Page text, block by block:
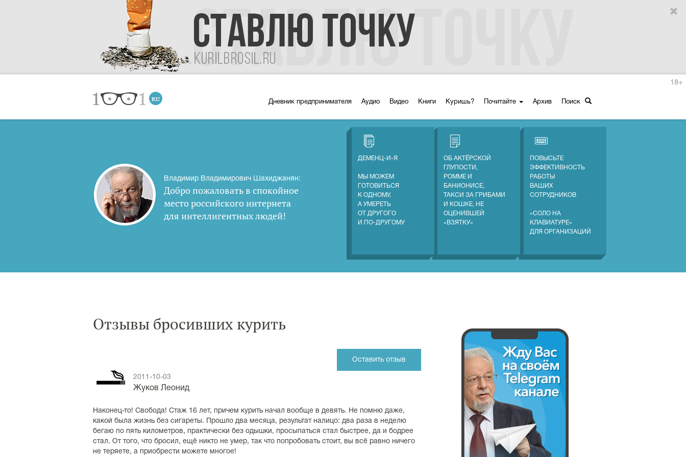
Дневник предпринимателя Аудио Видео Книги Куришь? Почитайте Архив Поиск
18+
Владимир Владимирович Шахиджанян:
Добро пожаловать в спокойное
место российского интернета
для интеллигентных людей!
ДЕМЕНЦ-И-Я
МЫ МОЖЕМ
ГОТОВИТЬСЯ
К ОДНОМУ,
А УМЕРЕТЬ
ОТ ДРУГОГО
И ПО-ДРУГОМУ
ОБ АКТЁРСКОЙ
ГЛУПОСТИ,
РОММЕ И
БАНИОНИСЕ,
ТАКСИ ЗА ГРИБАМИ
И КОШКЕ, НЕ
ОЦЕНИВШЕЙ
«ВЗЯТКУ»
ПОВЫСЬТЕ
ЭФФЕКТИВНОСТЬ
РАБОТЫ
ВАШИХ
СОТРУДНИКОВ
«СОЛО НА
КЛАВИАТУРЕ»
ДЛЯ ОРГАНИЗАЦИЙ
Отзывы бросивших курить
Оставить отзыв
2011-10-03
Жуков Леонид
Наконец-то! Свобода! Стаж 16 лет, причем курить начал вообще в девять. Не помню даже,
какой была жизнь без сигареты. Прошло два месяца, результат налицо: два раза в неделю
бегаю по пять километров, практически без одышки, просыпаться стал быстрее, да и бодрее
стал. От того, что бросил, ещё никто не умер, так что попробовать стоит, вы всё равно ничего
не теряете, а приобрести можете многое!